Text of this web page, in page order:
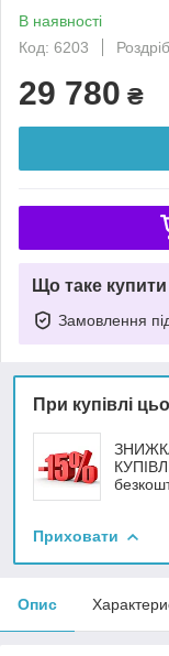
В наявності
Код: 6203
Роздріб
29 780 ₴
Що таке
Замовлення
При купівлі
Приховати
Опис